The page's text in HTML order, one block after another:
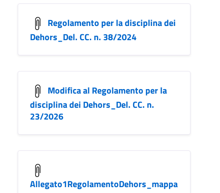
Regolamento per la disciplina dei
Dehors_Del. CC. n. 38/2024
Modifica al Regolamento per la
disciplina dei Dehors_Del. CC. n.
23/2026
Allegato1RegolamentoDehors_mappa